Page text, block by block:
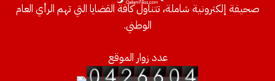
صحيفة إلكترونية شاملة، تتناول كافة القضايا التي تهم الرأي العام
الوطني.
عدد زوار الموقع